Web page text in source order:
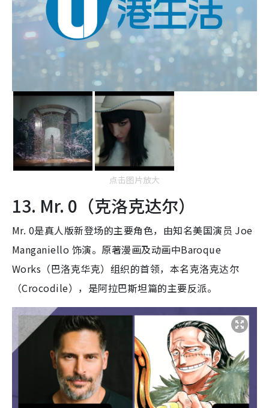
点击图片放大
13. Mr. 0（克洛克达尔）
Mr. 0是真人版新登场的主要角色，由知名美国演员 Joe
Manganiello 饰演。原著漫画及动画中Baroque
Works（巴洛克华克）组织的首领，本名克洛克达尔
（Crocodile），是阿拉巴斯坦篇的主要反派。